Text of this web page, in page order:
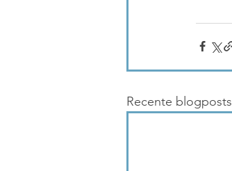
Recente blogposts